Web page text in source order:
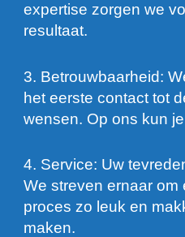
expertise zorgen we
resultaat.
3. Betrouwbaarheid:
het eerste contact tot
wensen. Op ons kun
4. Service: Uw
We streven ernaar om
proces zo leuk en
maken.